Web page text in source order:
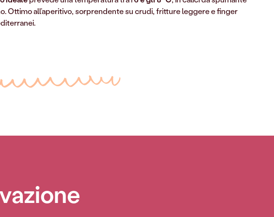
Ottimo all’aperitivo, sorprendente su crudi, fritture leggere e finger